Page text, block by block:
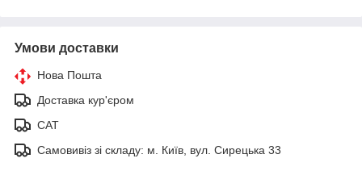
Умови доставки
Нова Пошта
Доставка кур'єром
САТ
Самовивіз зі складу: м. Київ, вул. Сирецька 33